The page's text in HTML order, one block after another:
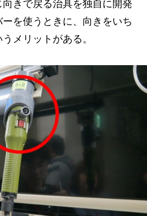
きで戻る治具を独自に開発
を使うときに、向きをいち
メリットがある。